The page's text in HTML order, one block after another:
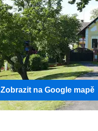
Zobrazit na Google mapě